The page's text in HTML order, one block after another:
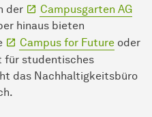
der
Campusgarten AG
hinaus bieten
Campus for Future oder
für studentisches
das Nachhaltigkeitsbüro